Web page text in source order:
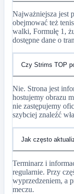
Najważniejsza jest
obejmować też
walki, Formułę 1,
dostępne dane o
Czy Strims TOP
Nie. Strona jest
hostujemy obrazu
nie zastępujemy
szybciej znaleźć
Jak często
Terminarz i
regularnie. Przy
wyprzedzeniem, a
meczu.